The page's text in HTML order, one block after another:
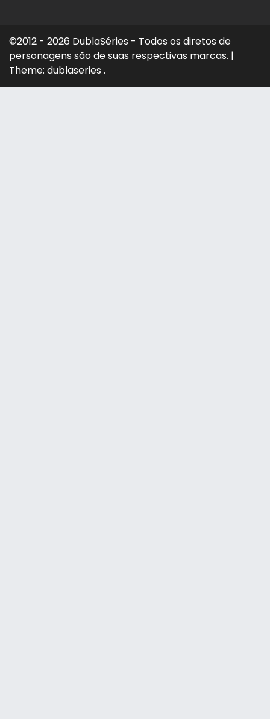
©2012 - 2026 DublaSéries - Todos os diretos de
personagens são de suas respectivas marcas. |
Theme: dublaseries .